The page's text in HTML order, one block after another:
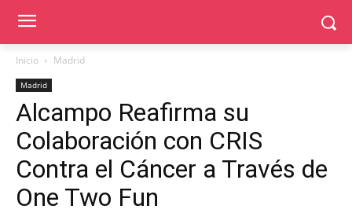
Inicio Madrid
Madrid
Alcampo Reafirma su
Colaboración con CRIS
Contra el Cáncer a Través de
One Two Fun